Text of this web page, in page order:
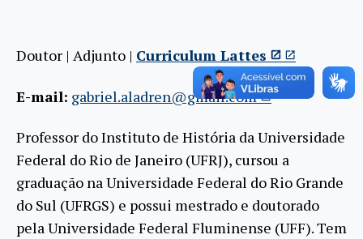
Doutor | Adjunto | Curriculum Lattes
E-mail: gabriel.aladren@gmail.com
Professor do Instituto de História da Universidade
Federal do Rio de Janeiro (UFRJ), cursou a
graduação na Universidade Federal do Rio Grande
do Sul (UFRGS) e possui mestrado e doutorado
pela Universidade Federal Fluminense (UFF). Tem